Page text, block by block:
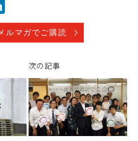
n
k
I
n
ルマガでご購読
次の記事